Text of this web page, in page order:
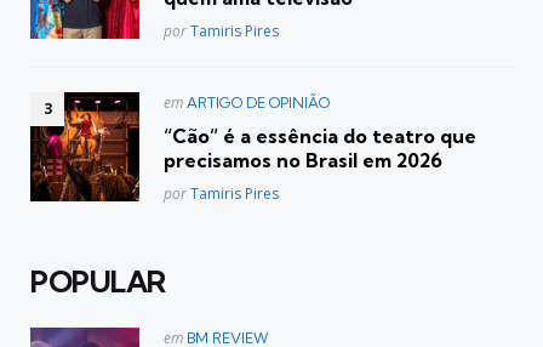
Posted
porTamiris Pires
Postado
em ARTIGO DE OPINIÃO
“Cão” é a essência do teatro que
precisamos no Brasil em 2026
Posted
porTamiris Pires
POPULAR
Postado
em BM REVIEW